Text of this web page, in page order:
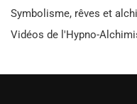
Symbolisme, rêves et
Vidéos de l'Hypno-